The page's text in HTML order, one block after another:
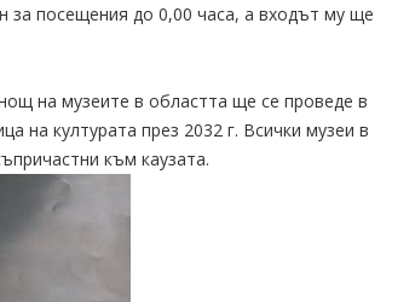
за посещения до 0,00 часа, а входът му ще
на музеите в областта ще се проведе в
на културата през 2032 г. Всички музеи в
към каузата.